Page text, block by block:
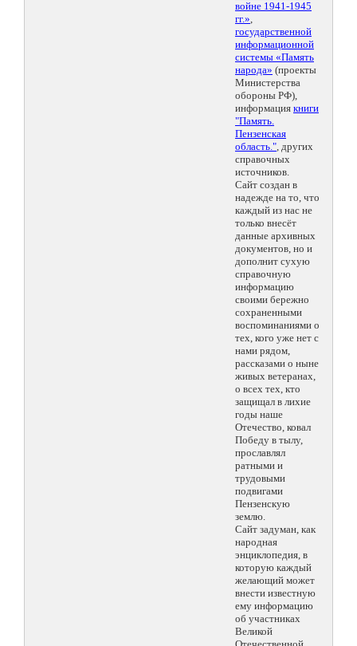
войне 1941-1945
гг.»,
государственной
информационной
системы «Память
народа» (проекты
Министерства
обороны РФ),
информация книги
"Память.
Пензенская
область.", других
справочных
источников.
Сайт создан в
надежде на то, что
каждый из нас не
только внесёт
данные архивных
документов, но и
дополнит сухую
справочную
информацию
своими бережно
сохраненными
воспоминаниями о
тех, кого уже нет с
нами рядом,
рассказами о ныне
живых ветеранах,
о всех тех, кто
защищал в лихие
годы наше
Отечество, ковал
Победу в тылу,
прославлял
ратными и
трудовыми
подвигами
Пензенскую
землю.
Сайт задуман, как
народная
энциклопедия, в
которую каждый
желающий может
внести известную
ему информацию
об участниках
Великой